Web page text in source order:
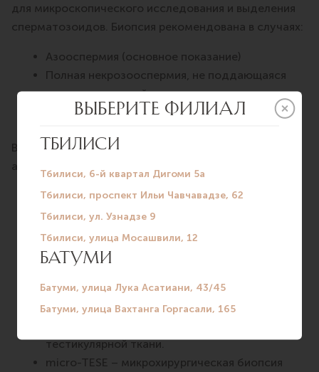
для микроскопического исследования и выделения
сперматозоидов. Биопсия рекомендована в случаях:
Азооспермия (основное показание)
Полная некрозооспермия, не поддающаяся
медикаментозной коррекции
Высокая степень ДНК-фрагментации.
В зависимости от результатов обследования
андролог определит тип биопсии:
TESA – чрескожная пункционная биопсия
яичка, проводится аспирация тестикулярной
ткани.
PESA – чрескожная пункционная биопсия
придатка яичка, проводится аспирация
жидкости.
TESE – открытая биопсия яичка, через разрез
тестикулярной ткани.
micro-TESE – микрохирургическая биопсия